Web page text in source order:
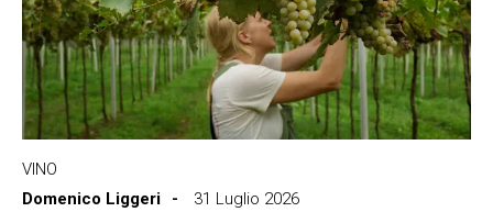
VINO
Domenico Liggeri
31 Luglio 2026